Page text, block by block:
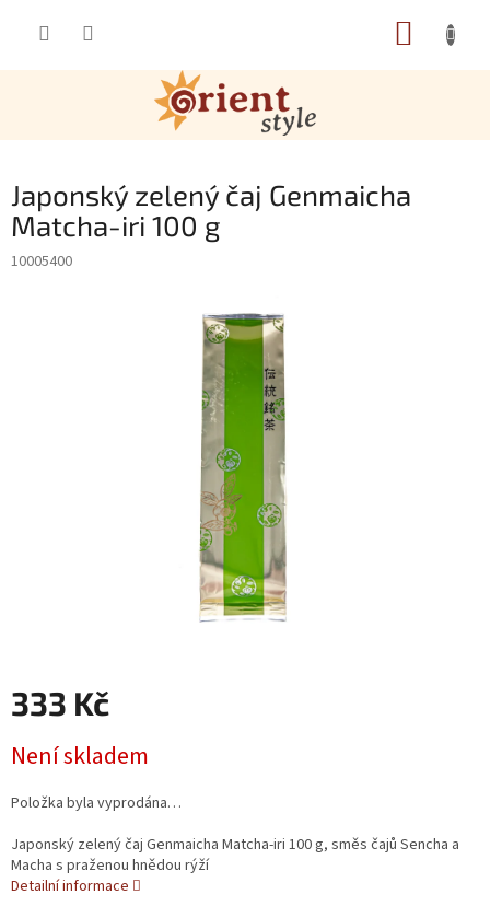
Japonský zelený čaj Genmaicha
Matcha-iri 100 g
10005400
333 Kč
Není skladem
Položka byla vyprodána…
Japonský zelený čaj Genmaicha Matcha-iri 100 g, směs čajů Sencha a
Macha s praženou hnědou rýží
Detailní informace